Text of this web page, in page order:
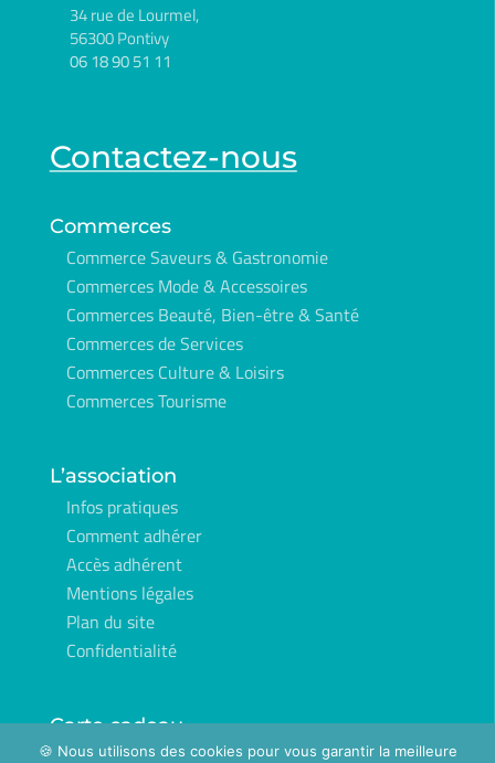
34 rue de Lourmel,
56300 Pontivy
06 18 90 51 11
Contactez-nous
Commerces
Commerce Saveurs & Gastronomie
Commerces Mode & Accessoires
Commerces Beauté, Bien-être & Santé
Commerces de Services
Commerces Culture & Loisirs
Commerces Tourisme
L’association
Infos pratiques
Comment adhérer
Accès adhérent
Mentions légales
Plan du site
Confidentialité
Carte cadeau
Commander
🍪 Nous utilisons des cookies pour vous garantir la meilleure